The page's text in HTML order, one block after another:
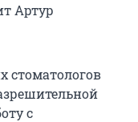
Артур
стоматологов
с